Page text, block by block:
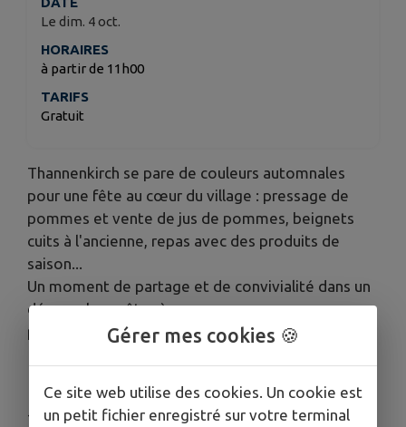
Le dim. 4 oct.
HORAIRES
à partir de 11h00
TARIFS
Gratuit
Thannenkirch se pare de couleurs automnales
pour une fête au cœur du village : pressage de
pommes et vente de jus de pommes, beignets
cuits à l'ancienne, repas avec des produits de
saison...
Un moment de partage et de convivialité dans un
décors champêtre à ne manquer sous aucun
prétexte !
--
Gérer mes cookies 🍪
Ce site web utilise des cookies. Un cookie est
un petit fichier enregistré sur votre terminal